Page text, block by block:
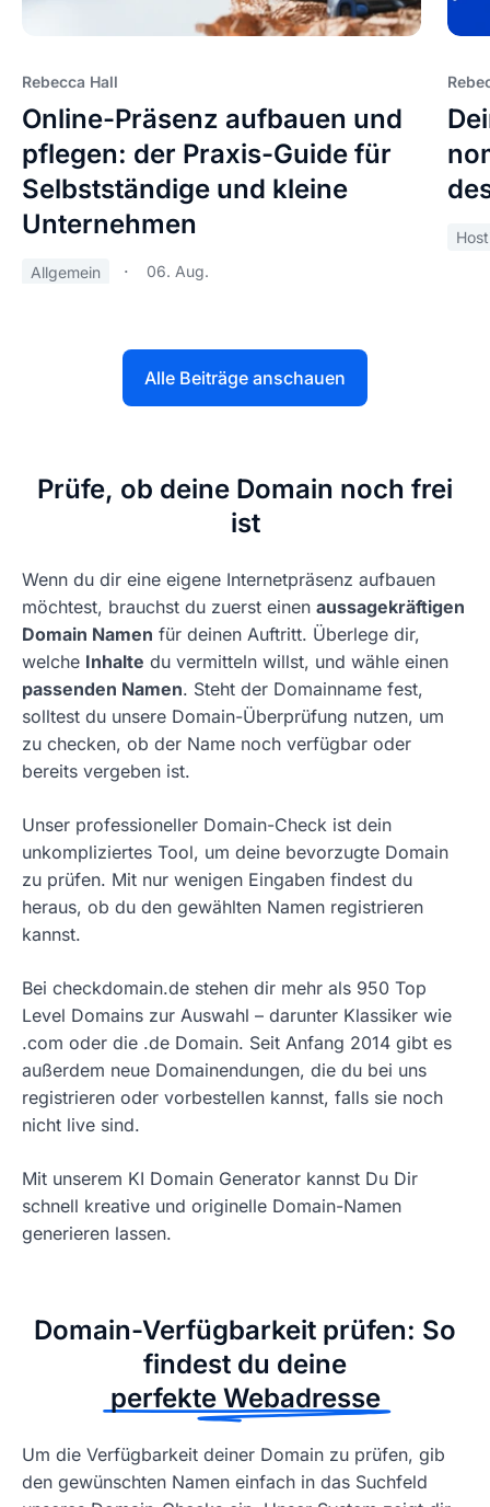
Rebecca Hall
Online-Präsenz aufbauen und
pflegen: der Praxis-Guide für
Selbstständige und kleine
Unternehmen
Allgemein 06. Aug.
Alle Beiträge anschauen
Prüfe, ob deine Domain noch frei
ist
Wenn du dir eine eigene Internetpräsenz aufbauen
möchtest, brauchst du zuerst einen aussagekräftigen
Domain Namen für deinen Auftritt. Überlege dir,
welche Inhalte du vermitteln willst, und wähle einen
passenden Namen. Steht der Domainname fest,
solltest du unsere Domain-Überprüfung nutzen, um
zu checken, ob der Name noch verfügbar oder
bereits vergeben ist.
Unser professioneller Domain-Check ist dein
unkompliziertes Tool, um deine bevorzugte Domain
zu prüfen. Mit nur wenigen Eingaben findest du
heraus, ob du den gewählten Namen registrieren
kannst.
Bei checkdomain.de stehen dir mehr als 950 Top
Level Domains zur Auswahl – darunter Klassiker wie
.com oder die .de Domain. Seit Anfang 2014 gibt es
außerdem neue Domainendungen, die du bei uns
registrieren oder vorbestellen kannst, falls sie noch
nicht live sind.
Mit unserem KI Domain Generator kannst Du Dir
schnell kreative und originelle Domain-Namen
generieren lassen.
Domain-Verfügbarkeit prüfen: So
findest du deine
perfekte Webadresse
Um die Verfügbarkeit deiner Domain zu prüfen, gib
den gewünschten Namen einfach in das Suchfeld